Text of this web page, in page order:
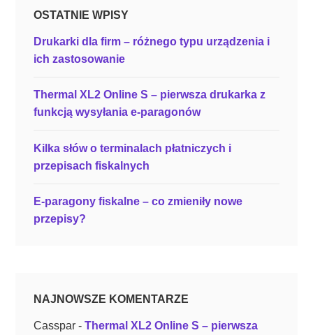
”
m
H
o
e
y
e
l
D
o
n
6
OSTATNIE WPISY
Drukarki dla firm – różnego typu urządzenia i
ich zastosowanie
Thermal XL2 Online S – pierwsza drukarka z
funkcją wysyłania e-paragonów
Kilka słów o terminalach płatniczych i
przepisach fiskalnych
E-paragony fiskalne – co zmieniły nowe
przepisy?
NAJNOWSZE KOMENTARZE
Casspar- Thermal XL2 Online S – pierwsza